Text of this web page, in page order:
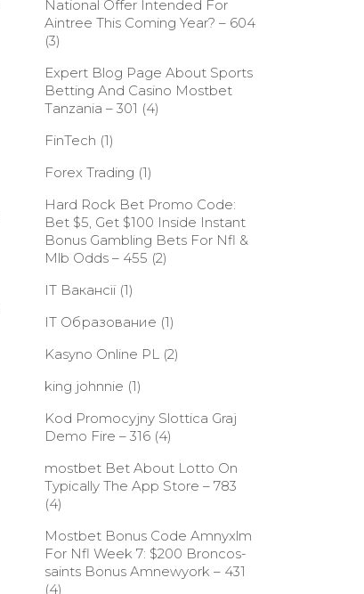
National Offer Intended For
Aintree This Coming Year? – 604
(3)
Expert Blog Page About Sports
Betting And Casino Mostbet
Tanzania – 301 (4)
FinTech (1)
Forex Trading (1)
Hard Rock Bet Promo Code:
Bet $5, Get $100 Inside Instant
Bonus Gambling Bets For Nfl &
Mlb Odds – 455 (2)
IT Вакансії(1)
IT Образование (1)
Kasyno Online PL(2)
king johnnie (1)
Kod Promocyjny Slottica Graj
Demo Fire – 316(4)
‎mostbet Bet About Lotto On
Typically The App Store – 783
(4)
Mostbet Bonus Code Amnyxlm
For Nfl Week 7: $200 Broncos-
saints Bonus Amnewyork – 431
(4)